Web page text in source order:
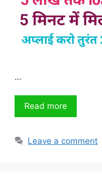
…
Read more
Leave a comment